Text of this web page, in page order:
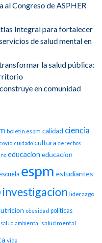
al Congreso de ASPHER
Integral para fortalecer
de salud mental en
la salud pública:
en comunidad
boletin espm calidad ciencia
covid cuidado cultura derechos
educacion educacion
espm estudiantes
investigacion liderazgo
obesidad politicas
salud ambiental salud mental
vida